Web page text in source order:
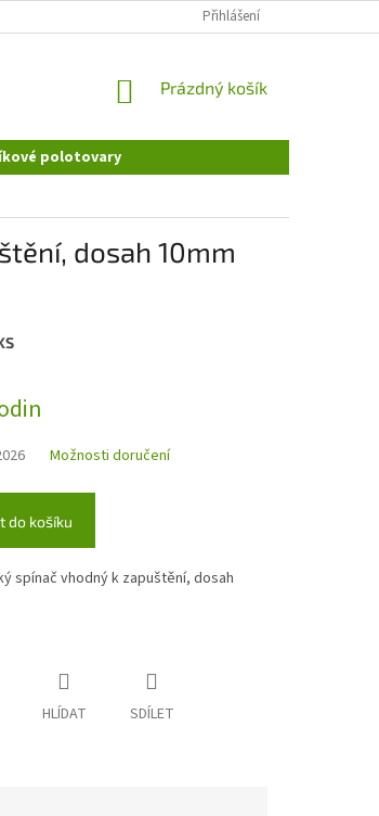
REKLAMAČNÍ ŘÁD
Přihlášení
NÁKUPNÍ
Prázdný košík
polotovary
dosah 10mm
Možnosti doručení
do košíku
spínač vhodný k zapuštění, dosah
HLÍDAT SDÍLET